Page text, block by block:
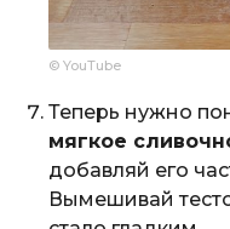
© YouTube
Теперь нужно
мягкое
добавляй его
Вымешивай